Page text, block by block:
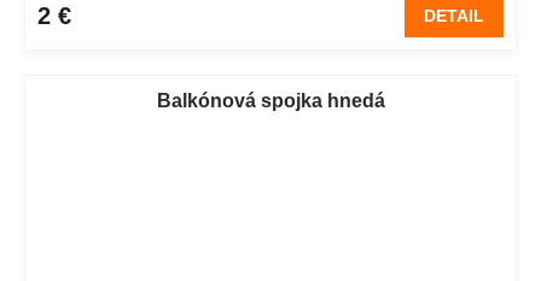
2 € DETAIL
Balkónová spojka hnedá